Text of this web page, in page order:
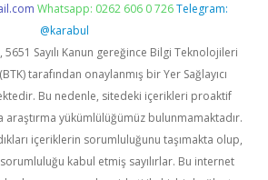
Whatsapp: 0262 606 0 726 Telegram:
@karabul
5651 Sayılı Kanun gereğince Bilgi Teknolojileri
tarafından onaylanmış bir Yer Sağlayıcı
Bu nedenle, sitedeki içerikleri proaktif
yükümlülüğümüz bulunmamaktadır.
içeriklerin sorumluluğunu taşımakta olup,
kabul etmiş sayılırlar. Bu internet